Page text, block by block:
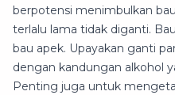
berpotensi menimbulkan
terlalu lama tidak diganti.
bau apek. Upayakan ganti
dengan kandungan alkohol
Penting juga untuk